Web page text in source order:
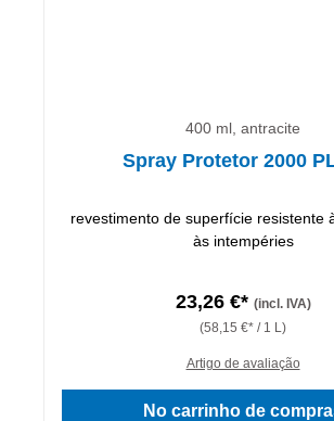
400 ml, antracite
Spray Protetor 2000
revestimento de superfície resistente
às intempéries
23,26 €* (incl. IVA)
(58,15 €* / 1 L)
Artigo de avaliação
No carrinho de